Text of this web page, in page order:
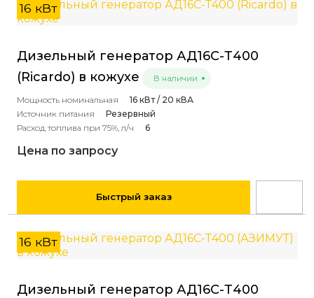
16 кВт
Дизельный генератор АД16С-Т400
(Ricardo) в кожухе
В наличии
Мощность номинальная
16 кВт / 20 кВА
Источник питания
Резервный
Расход топлива при 75%, л/ч
6
Цена по запросу
Быстрый заказ
16 кВт
Дизельный генератор АД16С-Т400